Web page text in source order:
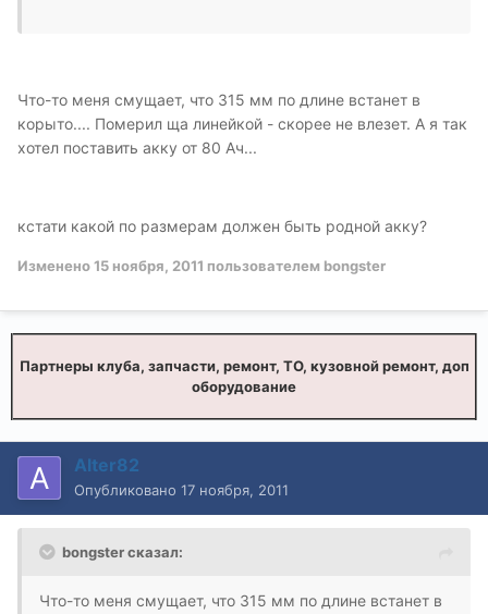
Что-то меня смущает, что 315 мм по длине встанет в
корыто.... Померил ща линейкой - скорее не влезет. А я так
хотел поставить акку от 80 Ач...
кстати какой по размерам должен быть родной акку?
Изменено15 ноября, 2011 пользователем bongster
Партнеры клуба, запчасти, ремонт, ТО, кузовной ремонт, доп
оборудование
Alter82
Опубликовано 17 ноября, 2011
bongster сказал:
Что-то меня смущает, что 315 мм по длине встанет в